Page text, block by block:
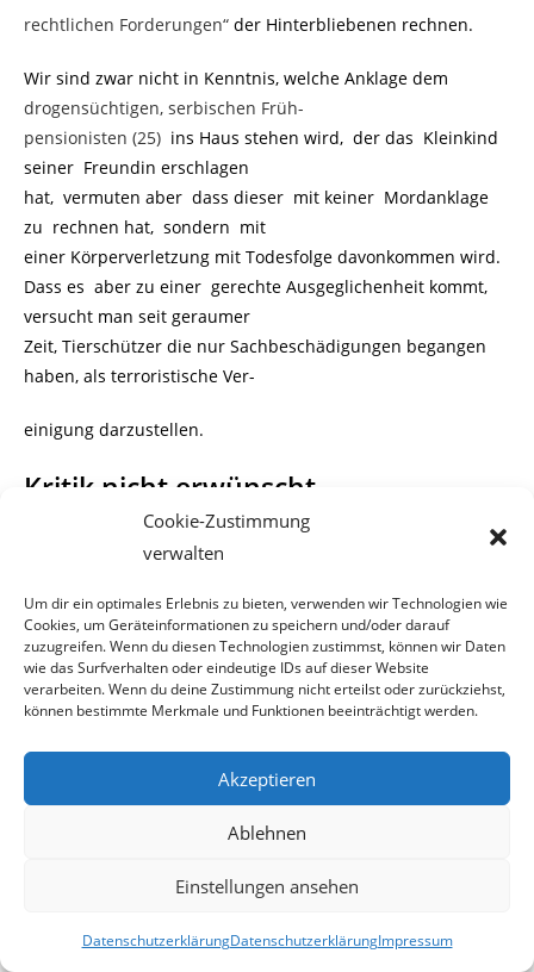
Cookie-Zustimmung
verwalten
Um dir ein optimales Erlebnis zu bieten, verwenden wir Technologien wie
Cookies, um Geräteinformationen zu speichern und/oder darauf
zuzugreifen. Wenn du diesen Technologien zustimmst, können wir Daten
wie das Surfverhalten oder eindeutige IDs auf dieser Website
verarbeiten. Wenn du deine Zustimmung nicht erteilst oder zurückziehst,
können bestimmte Merkmale und Funktionen beeinträchtigt werden.
Akzeptieren
Ablehnen
Einstellungen ansehen
DatenschutzerklärungDatenschutzerklärungImpressum
rechtlichen Forderungen“ der Hinterbliebenen rechnen.
Wir sind zwar nicht in Kenntnis, welche Anklage dem
drogensüchtigen, serbischen Früh-
pensionisten (25) ins Haus stehen wird, der das Kleinkind
seiner Freundin erschlagen
hat, vermuten aber dass dieser mit keiner Mordanklage
zu rechnen hat, sondern mit
einer Körperverletzung mit Todesfolge davonkommen wird.
Dass es aber zu einer gerechte Ausgeglichenheit kommt,
versucht man seit geraumer
Zeit, Tierschützer die nur Sachbeschädigungen begangen
haben, als terroristische Ver-
einigung darzustellen.
Kritik nicht erwünscht
Alle erstaunlichen Anklagen und Urteile der letzten fünf
Rahmen dieser Webseite sprengen. Wer aber nun wagt
die Justiz zu kritisieren, gerät
in die Gefahr, selbst in deren Mühlen zu geraten. Denn
nach Aussage eines obersten
Richters, grenze die Meinungsfreiheit dort, wo die
Unparteilichkeit und das Ansehen der
Justiz gefährdet ist.
Zwar hat unser Beitrag keine gemeinsame Thematik mit
jedoch wird in diesem der